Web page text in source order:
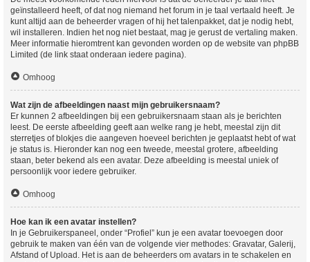
geïnstalleerd heeft, of dat nog niemand het forum in je taal vertaald heeft. Je
kunt altijd aan de beheerder vragen of hij het talenpakket, dat je nodig hebt,
wil installeren. Indien het nog niet bestaat, mag je gerust de vertaling maken.
Meer informatie hieromtrent kan gevonden worden op de website van phpBB
Limited (de link staat onderaan iedere pagina).
Omhoog
Wat zijn de afbeeldingen naast mijn gebruikersnaam?
Er kunnen 2 afbeeldingen bij een gebruikersnaam staan als je berichten
leest. De eerste afbeelding geeft aan welke rang je hebt, meestal zijn dit
sterretjes of blokjes die aangeven hoeveel berichten je geplaatst hebt of wat
je status is. Hieronder kan nog een tweede, meestal grotere, afbeelding
staan, beter bekend als een avatar. Deze afbeelding is meestal uniek of
persoonlijk voor iedere gebruiker.
Omhoog
Hoe kan ik een avatar instellen?
In je Gebruikerspaneel, onder “Profiel” kun je een avatar toevoegen door
gebruik te maken van één van de volgende vier methodes: Gravatar, Galerij,
Afstand of Upload. Het is aan de beheerders om avatars in te schakelen en